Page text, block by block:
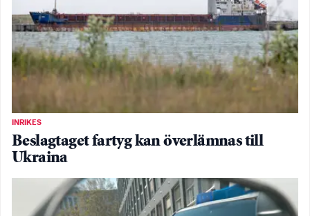
INRIKES
Beslagtaget fartyg kan överlämnas till
Ukraina